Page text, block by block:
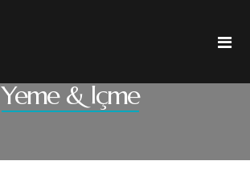
Yeme & İçme